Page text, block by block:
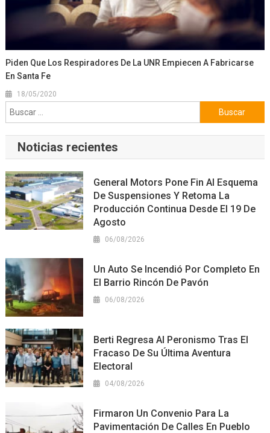
Piden Que Los Respiradores De La UNR Empiecen A Fabricarse
En Santa Fe
18/05/2020
Buscar:
Noticias recientes
General Motors Pone Fin Al Esquema
De Suspensiones Y Retoma La
Producción Continua Desde El 19 De
Agosto
06/08/2026
Un Auto Se Incendió Por Completo En
El Barrio Rincón De Pavón
06/08/2026
Berti Regresa Al Peronismo Tras El
Fracaso De Su Última Aventura
Electoral
04/08/2026
Firmaron Un Convenio Para La
Pavimentación De Calles En Pueblo